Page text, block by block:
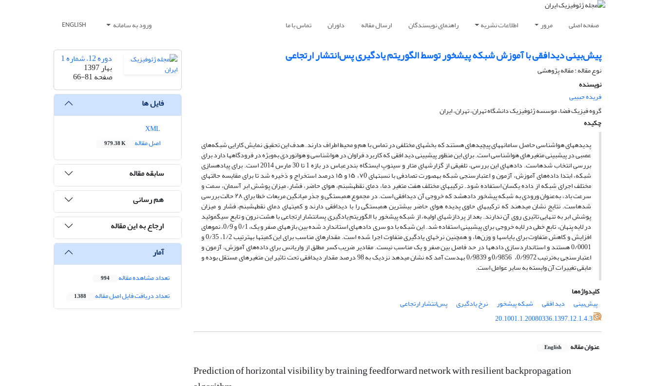
صفحه اصلی مرور اطلاعات نشریه راهنمای نویسندگان ارسال مقاله داوران تماس با ما ورود به سامانه ENGLISH
پیش‌بینی دیدافقی با آموزش شبکه پیشخور توسط الگوریتم یادگیری پس‌انتشار ارتجاعی
نوع مقاله : مقاله پژوهشی‌
نویسنده
فریده حبیبی
گروه فیزیک فضا، موسسه ژئوفیزیک دانشگاه تهران، تهران، ایران
چکیده
پدیده­های هواشناسی حاصل سامانه­های پیچیده­ای هستند که بخش­های مختلفی در تماس با هم و محیط اطراف دارند. هدف این تحقیق نمایش کارایی شبکه‌های
عصبی در پیش­بینی متغیرهای هواشناسی است. برای این منظور پیش­بینی دید افقی که کاربرد فراوان در هواشناسی و هوانوردی به‌ویژه در فرودگاه­ها دارد برای
بررسی انتخاب شده­است. داده­های این بررسی، تلفیقی از گزارش­های متار و سینوپ ایستگاه بندرعباس در بازه 1 تا 30 مارس 2014 است. برای پیاده­سازی
شبکه، ابتدا داده‌های آموزش، آزمون و اعتبارسنجی شبکه به­صورت تصادفی با نسبت­های ۷0، ۱۵ و ۱۵ درصد استخراج و ذخیره شد تا برای مقایسه حالت­های
مختلف اجرای شبکه از داده یکسان استفاده شود. ترکیب­های مختلف هفت متغیر دما، دمای نقطه­شبنم، هوای ­حاضر، فشار، میزان پوشش ابر آسمان، سمت و
سرعت باد، به‌عنوان ورودی به شبکه­ پیش­خور داده­شد که خروجی آن دیدافقی است. در مجموع همبستگی و جذر میانگین مربعات خطا برای ۲۸ حالت بررسی
شده­است. نتایج نشان می­دهند که ترکیب­های حاوی پدیده هوای ­حاضر بیشترین همبستگی را با دیدافقی دارند و کمیت­های دمای نقطه­شبنم، فشار و میزان
پوشش ابر به تنهایی تاثیری روی آن ندارند. بعد از پردازش­های اولیه، از شبکه پیش­خور با الگوریتم یادگیری پس­انتشار ارتجاعی با هشت نرون و تابع سیگموئید
در لایه پنهان، تابع خطی در لایه خروجی برای پیش­بینی استفاده شد. این شبکه با دو سری داده­های استاندارد شده بین بازه­های صفر و یک، 0/1 و 0/9، نمو­های
افزایش و کاهش متفاوت برای بایاس­ها و وزن‌ها، و همچنین نرخ­های یادگیری متفاوت اجرا شده­ است. مقدارهای مناسب برای این کمیت­ها به­ترتیب 1/2، 0/35 و
0/0001 هستند و استانداردسازی داده­ها در حد فاصل بین صفر و یک مناسب نیست. مقادیر ضریب کسر مطلق از واریانس برای داده‌های آموزش، آزمون و
اعتبارسنجی به‌ترتیب 0/9972، 0/9856 و 0/9839 به­دست آمد که نشان می­دهد نزدیک به 98 درصد مقدار دیدافقی تحت تاثیر این متغیرهای مستقل بوده و
مابقی تغییرات آن وابسته به سایر عوامل است.
کلیدواژه‌ها
پیش‌بینی
دید افقی شبکه پیشخور نرخ یادگیری
پس‌انتشار ارتجاعی
20.1001.1.20080336.1397.12.1.4.3
عنوان مقاله English
Prediction of horizontal visibility by training feedforward network with resilient backpropagation
دوره 12، شماره 1
بهار 1397
صفحه66-81
فایل ها
اصل مقاله
979.38 K
سابقه مقاله
هم رسانی
ارجاع به این مقاله
آمار
تعداد مشاهده مقاله 994
تعداد دریافت فایل اصل مقاله 1,388